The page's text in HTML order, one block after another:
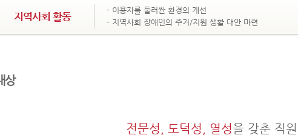
지역사회 활동
- 이용자를 둘러싼 환경의 개선
- 지역사회 장애인의 주거/지원 생활 대안 마련
상
전문성, 도덕성, 열성을 갖춘 직원